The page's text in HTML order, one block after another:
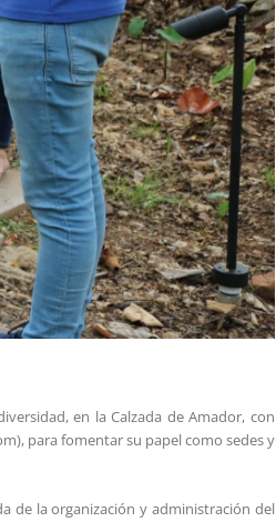
en la Calzada de Amador, con
para fomentar su papel como sedes y
de la organización y administración del